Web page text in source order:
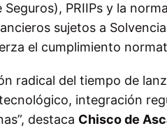
PRIIPs y la
sujetos a
el cumplimiento
radical del tiempo de
integración
destaca Chisco de